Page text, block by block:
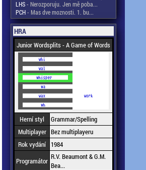
LHS- Nerozporuju. Jen mě poba...
PCH- Mas dve moznosti. 1. bu...
HRA
Junior Wordsplits - A Game of Words
Herní styl
Grammar/Spelling
Multiplayer Bez multiplayeru
Rok vydání
1984
Programátor R.V. Beaumont & G.M.
Bea...